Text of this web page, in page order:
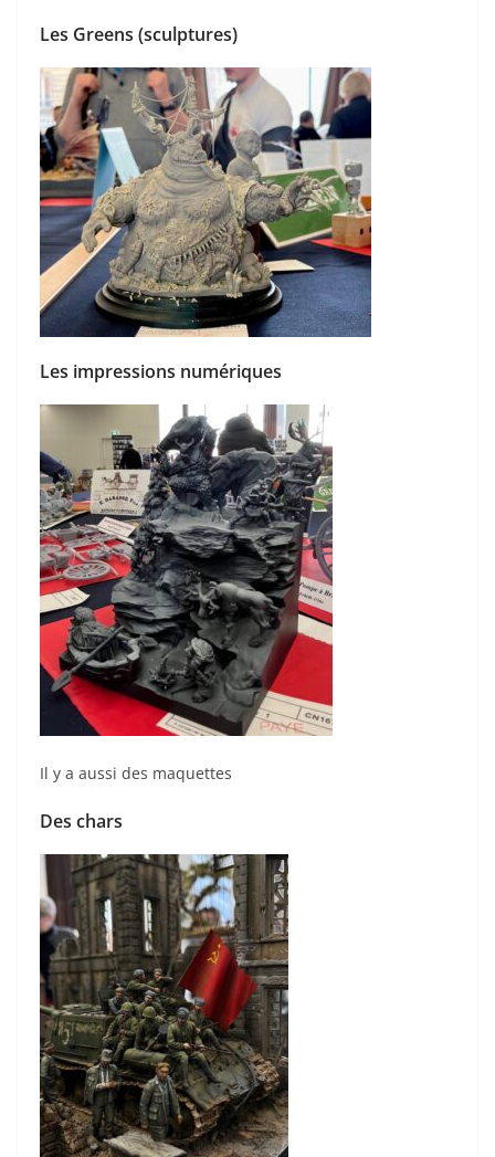
Les Greens (sculptures)
Les impressions numériques
Il y a aussi des maquettes
Des chars